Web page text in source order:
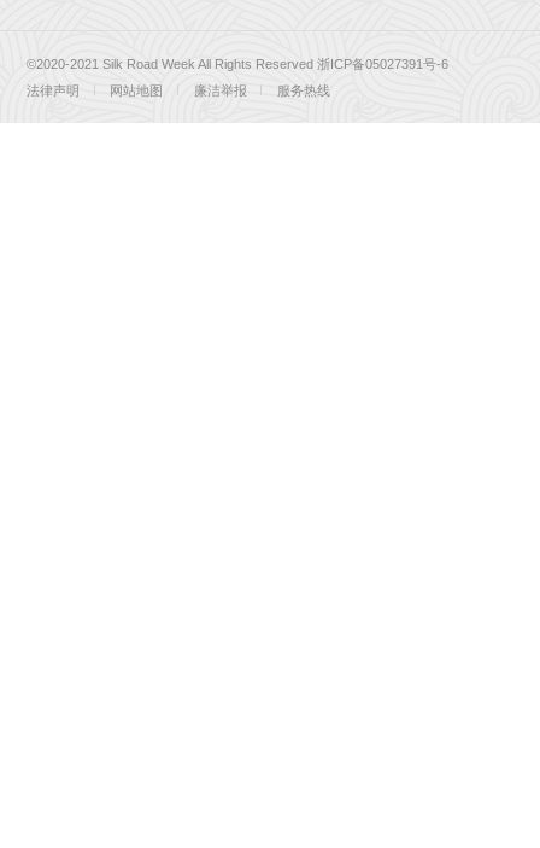
©2020-2021 Silk Road Week All Rights Reserved浙ICP备05027391号-6
法律声明
网站地图 廉洁举报 服务热线